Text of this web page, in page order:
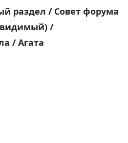
раздел / Совет форума
/
/Агата